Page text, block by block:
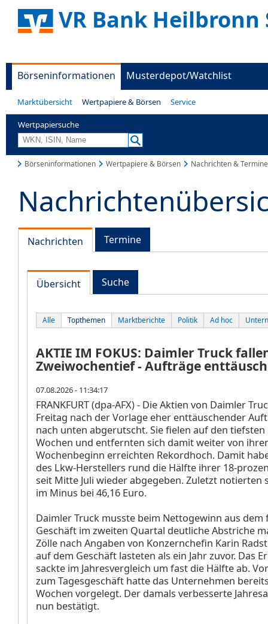
VR Bank Heilbronn
Börseninformationen Musterdepot/Watchlist
Marktübersicht Wertpapiere & Börsen Service
Wertpapiersuche
Börseninformationen Wertpapiere & Börsen Nachrichten & Termine
Nachrichten Termine
Übersicht Suche
Alle Topthemen Marktberichte Politik Ad hoc
AKTIE IM FOKUS: Daimler Truck
Zweiwochentief - Aufträge
07.08.2026 - 11:34:17
FRANKFURT (dpa-AFX) - Die Aktien von Daimler
Freitag nach der Vorlage eher enttäuschender
nach unten abgerutscht. Sie fielen auf den tiefsten
Wochen und entfernten sich damit weiter von
Wochenbeginn erreichten Rekordhoch. Damit
des Lkw-Herstellers rund die Hälfte ihrer 18-
seit Mitte Juli wieder abgegeben. Zuletzt notierten
im Minus bei 46,16 Euro.
Daimler Truck musste beim Nettogewinn aus
Geschäft im zweiten Quartal deutliche Abstriche
Zölle nach Angaben von Konzernchefin Karin
auf dem Geschäft lasteten als ein Jahr zuvor. Das
sackte im Jahresvergleich um fast die Hälfte ab.
zum Tagesgeschäft hatte das Unternehmen
Wochen vorgelegt. Der damals verbesserte
nun bestätigt.